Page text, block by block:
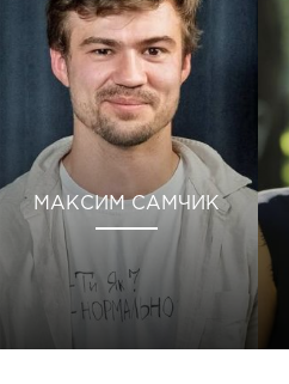
МАКСИМ САМЧИК